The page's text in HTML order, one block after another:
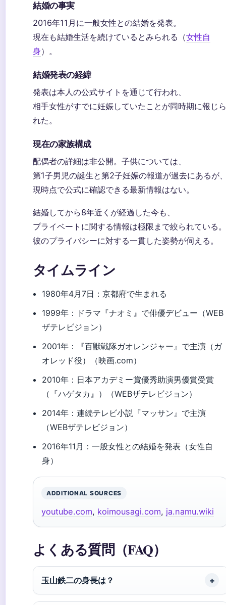
結婚の事実
2016年11月に一般女性との結婚を発表。
現在も結婚生活を続けているとみられる（女性自
身）。
結婚発表の経緯
発表は本人の公式サイトを通じて行われ、
相手女性がすでに妊娠していたことが同時期に報じら
れた。
現在の家族構成
配偶者の詳細は非公開。子供については、
第1子男児の誕生と第2子妊娠の報道が過去にあるが
現時点で公式に確認できる最新情報はない。
結婚してから8年近くが経過した今も、
プライベートに関する情報は極限まで絞られている。
彼のプライバシーに対する一貫した姿勢が伺える。
タイムライン
1980年4月7日 ：京都府で生まれる
1999年 ：ドラマ『ナオミ』で俳優デビュー（WEB
ザテレビジョン）
2001年 ：『百獣戦隊ガオレンジャー』で主演（ガ
オレッド役）（映画.com）
2010年 ：日本アカデミー賞優秀助演男優賞受賞
（『ハゲタカ』）（WEBザテレビジョン）
2014年 ：連続テレビ小説『マッサン』で主演
（WEBザテレビジョン）
2016年11月 ：一般女性との結婚を発表（女性自
身）
ADDITIONAL SOURCES
youtube.com, koimousagi.com, ja.namu.wiki
よくある質問（FAQ）
玉山鉄二の身長は？